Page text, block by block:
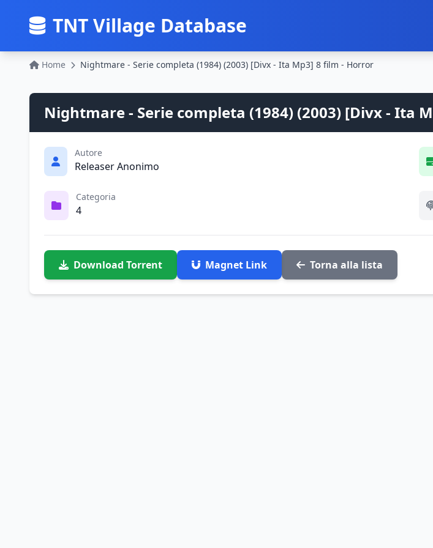
TNT Village Database
Home Nightmare - Serie completa (1984) (2003) [Divx - Ita Mp3] 8 film - Horror
Nightmare - Serie completa (1984) (2003) [Divx - Ita
Autore
Releaser Anonimo
Categoria
4
Download Torrent Magnet Link Torna alla lista